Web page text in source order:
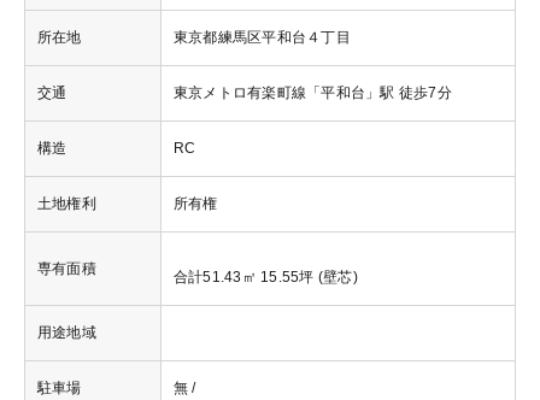
所在地 東京都練馬区平和台４丁目
交通 東京メトロ有楽町線「平和台」駅 徒歩7分
構造 RC
土地権利 所有権
専有面積
合計51.43㎡ 15.55坪 (壁芯)
用途地域
駐車場 無 /